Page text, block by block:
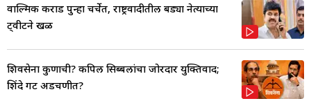
वाल्मिक कराड पुन्हा चर्चेत, राष्ट्रवादीतील बड्या नेत्याच्या
ट्वीटने खळ
शिवसेना कुणाची? कपिल सिब्बलांचा जोरदार युक्तिवाद;
शिंदे गट अडचणीत?